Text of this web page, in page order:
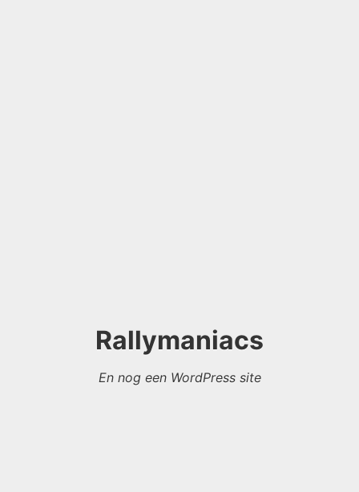
Rallymaniacs
En nog een WordPress site